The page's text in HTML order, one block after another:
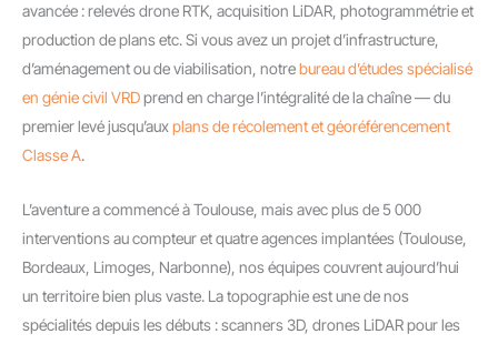
avancée : relevés drone RTK, acquisition LiDAR, photogrammétrie et
production de plans etc. Si vous avez un projet d’infrastructure,
d’aménagement ou de viabilisation, notrebureau d’études spécialisé
en génie civil VRDprend en charge l’intégralité de la chaîne — du
premier levé jusqu’auxplans de récolement et géoréférencement
Classe A.
L’aventure a commencé à Toulouse, mais avec plus de 5 000
interventions au compteur et quatre agences implantées (Toulouse,
Bordeaux, Limoges, Narbonne), nos équipes couvrent aujourd’hui
un territoire bien plus vaste. La topographie est une de nos
spécialités depuis les débuts : scanners 3D, drones LiDAR pour les